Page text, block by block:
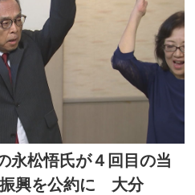
松悟氏が４回目の当
興を公約に 大分